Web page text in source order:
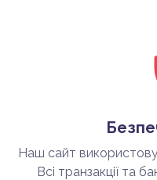
Наш сайт
Всі транзакції та